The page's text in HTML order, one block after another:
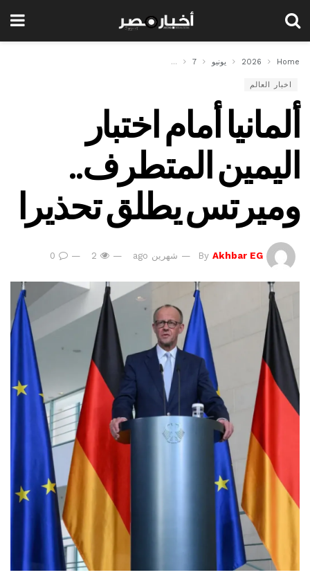
Home
2026 يونيو 7 ألمانيا أمام اختبار اليمين المتطرف.. وميرتس يطلق
اخبار العالم
ألمانيا أمام اختبار
اليمين المتطرف..
وميرتس يطلق تحذيرا
By Akhbar EG شهرين ago